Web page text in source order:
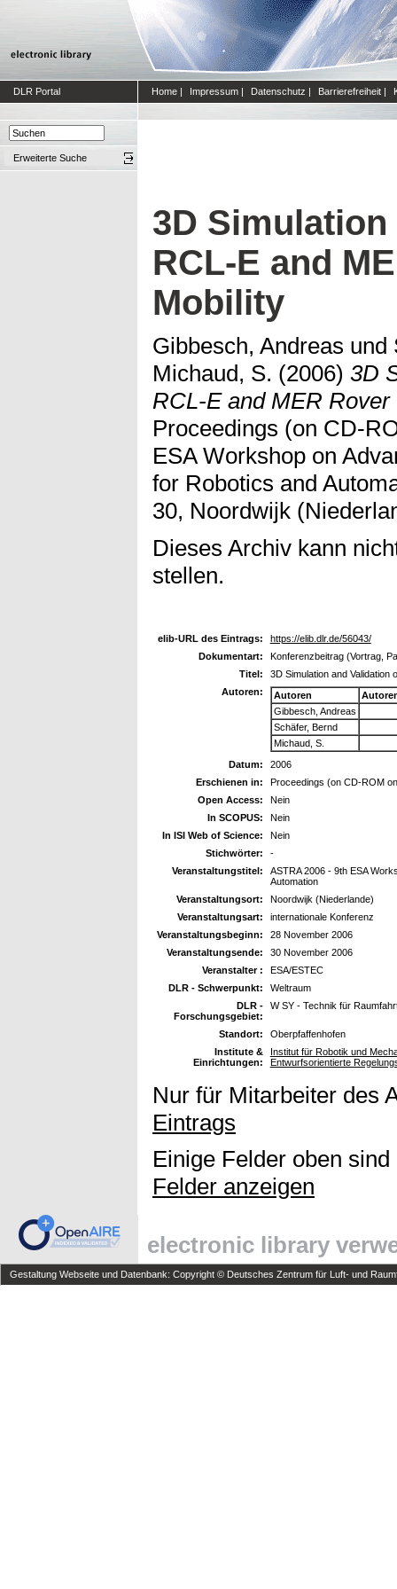
DLR Portal Home | Impressum | Datenschutz | Barrierefreiheit |
Erweiterte Suche
3D
RCL-E and
Mobility
Gibbesch, Andreas und
Michaud, S. (2006) 3D
RCL-E and MER Rover
Proceedings (on CD-
ESA Workshop on
for Robotics and
30, Noordwijk
Dieses Archiv kann
stellen.
elib-URL des Eintrags:
https://elib.dlr.de/56043/
Dokumentart:
Konferenzbeitrag (Vortrag,
Titel:
3D Simulation and Validation
Autoren:
Autoren
Gibbesch, Andreas
Schäfer, Bernd
Michaud, S.
Datum:
2006
Erschienen in:
Proceedings (on CD-ROM
Open Access:
Nein
In SCOPUS:
Nein
In ISI Web of Science:
Nein
Stichwörter:
-
Veranstaltungstitel:
ASTRA 2006 - 9th ESA
Automation
Veranstaltungsort:
Noordwijk (Niederlande)
Veranstaltungsart:
internationale Konferenz
Veranstaltungsbeginn:
28 November 2006
Veranstaltungsende:
30 November 2006
Veranstalter :
ESA/ESTEC
DLR - Schwerpunkt:
Weltraum
DLR -
Forschungsgebiet:
W SY - Technik für
Standort:
Oberpfaffenhofen
Institute &
Einrichtungen:
Institut für Robotik und
Entwurfsorientierte
Nur für Mitarbeiter des
Eintrags
Einige Felder oben
Felder anzeigen
electronic library
Gestaltung Webseite und Datenbank: Copyright © Deutsches Zentrum für Luft- und